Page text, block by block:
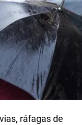
ráfagas de